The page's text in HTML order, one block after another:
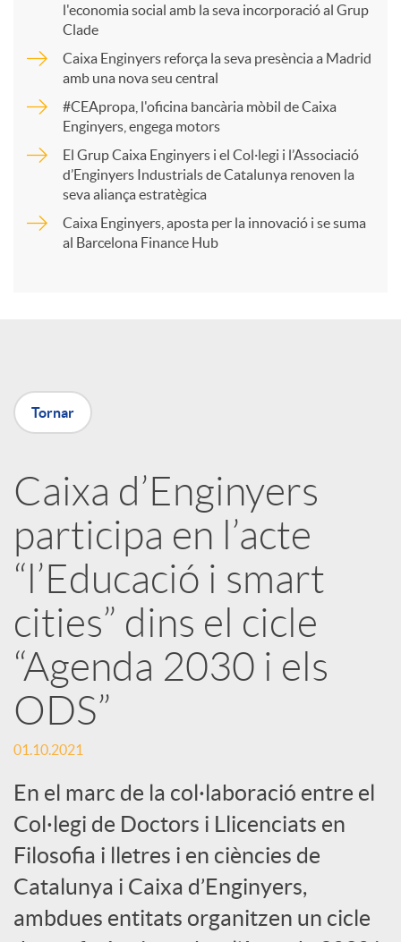
r
X
a
r
x
e
s
S
o
c
l'economia social amb la seva incorporació al Grup
Clade
Caixa Enginyers reforça la seva presència a Madrid
amb una nova seu central
#CEApropa, l'oficina bancària mòbil de Caixa
Enginyers, engega motors
El Grup Caixa Enginyers i el Col·legi i l’Associació
d’Enginyers Industrials de Catalunya renoven la
seva aliança estratègica
Caixa Enginyers, aposta per la innovació i se suma
al Barcelona Finance Hub
Tornar
Caixa d’Enginyers
participa en l’acte
“l’Educació i smart
cities” dins el cicle
“Agenda 2030 i els
ODS”
01.10.2021
En el marc de la col·laboració entre el
Col·legi de Doctors i Llicenciats en
Filosofia i lletres i en ciències de
Catalunya i Caixa d’Enginyers,
ambdues entitats organitzen un cicle